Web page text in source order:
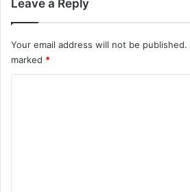
Leave a Reply
Your email address will not be published.
marked *